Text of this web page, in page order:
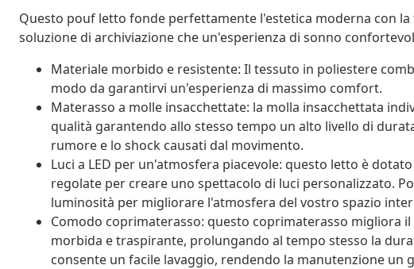
Questo pouf letto fonde perfettamente l'estetica moderna con
soluzione di archiviazione che un'esperienza di sonno
Materiale morbido e resistente: Il tessuto in poliestere
modo da garantirvi un'esperienza di massimo comfort.
Materasso a molle insacchettate: la molla insacchettata
qualità garantendo allo stesso tempo un alto livello di
rumore e lo shock causati dal movimento.
Luci a LED per un'atmosfera piacevole: questo letto è
regolate per creare uno spettacolo di luci personalizzato.
luminosità per migliorare l'atmosfera del vostro spazio
Comodo coprimaterasso: questo coprimaterasso migliora
morbida e traspirante, prolungando al tempo stesso la
consente un facile lavaggio, rendendo la manutenzione un